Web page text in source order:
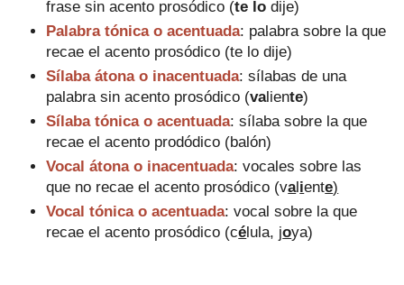
frase sin acento prosódico (te lo dije)
Palabra tónica o acentuada: palabra sobre la que
recae el acento prosódico (te lodije)
Sílaba átona o inacentuada: sílabas de una
palabra sin acento prosódico (valiente)
Sílaba tónica o acentuada: sílaba sobre la que
recae el acento prodódico (balón)
Vocal átona o inacentuada: vocales sobre las
que no recae el acento prosódico (valiente)
Vocal tónica o acentuada: vocal sobre la que
recae el acento prosódico (cé lula, joya)